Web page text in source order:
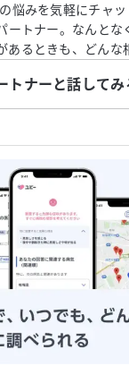
悩みを気軽にチャ
ートナー。なんとな
あるときも、どんな
トナーと話してみ